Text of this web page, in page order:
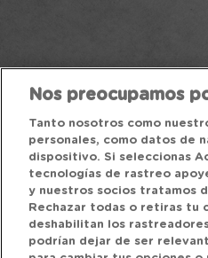
Nos preocupamos
Tanto nosotros como
personales, como datos de
dispositivo. Si seleccionas
tecnologías de rastreo
y nuestros socios tratamos
Rechazar todas o retiras tu
deshabilitan los
podrían dejar de ser